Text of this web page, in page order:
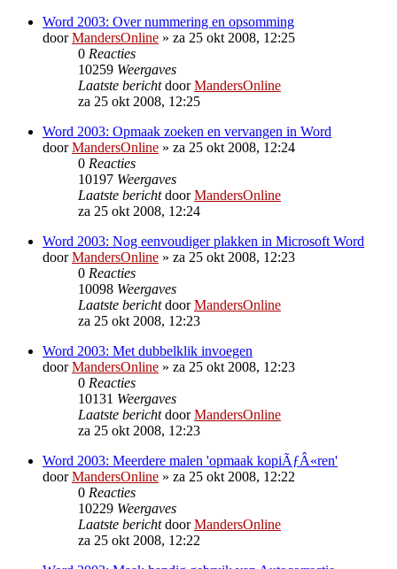
Word 2003: Over nummering en opsomming
doorMandersOnline » za 25 okt 2008, 12:25
0 Reacties
10259 Weergaves
Laatste berichtdoorMandersOnline
za 25 okt 2008, 12:25
Word 2003: Opmaak zoeken en vervangen in Word
doorMandersOnline » za 25 okt 2008, 12:24
0 Reacties
10197 Weergaves
Laatste berichtdoorMandersOnline
za 25 okt 2008, 12:24
Word 2003: Nog eenvoudiger plakken in Microsoft Word
doorMandersOnline » za 25 okt 2008, 12:23
0 Reacties
10098 Weergaves
Laatste berichtdoorMandersOnline
za 25 okt 2008, 12:23
Word 2003: Met dubbelklik invoegen
doorMandersOnline » za 25 okt 2008, 12:23
0 Reacties
10131 Weergaves
Laatste berichtdoorMandersOnline
za 25 okt 2008, 12:23
Word 2003: Meerdere malen 'opmaak kopiÃƒÂ«ren'
doorMandersOnline » za 25 okt 2008, 12:22
0 Reacties
10229 Weergaves
Laatste berichtdoorMandersOnline
za 25 okt 2008, 12:22